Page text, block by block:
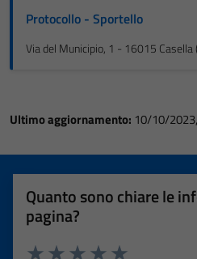
Protocollo - Sportello
Via del Municipio, 1 - 16015 Casella
Ultimo aggiornamento: 10/10/
Quanto sono chiare le
pagina?